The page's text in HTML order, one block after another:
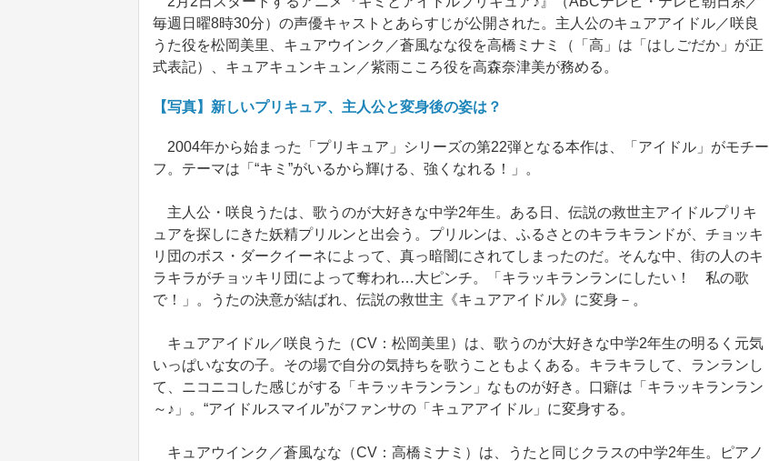
毎週日曜8時30分）の声優キャストとあらすじが公開された。主人公のキュアアイドル／咲良
うた役を松岡美里、キュアウインク／蒼風なな役を高橋ミナミ（「高」は「はしごだか」が正
式表記）、キュアキュンキュン／紫雨こころ役を高森奈津美が務める。
【写真】新しいプリキュア、主人公と変身後の姿は？
2004年から始まった「プリキュア」シリーズの第22弾となる本作は、「アイドル」がモチー
フ。テーマは「“キミ”がいるから輝ける、強くなれる！」。
主人公・咲良うたは、歌うのが大好きな中学2年生。ある日、伝説の救世主アイドルプリキ
ュアを探しにきた妖精プリルンと出会う。プリルンは、ふるさとのキラキランドが、チョッキ
リ団のボス・ダークイーネによって、真っ暗闇にされてしまったのだ。そんな中、街の人のキ
ラキラがチョッキリ団によって奪われ…大ピンチ。「キラッキランランにしたい！ 私の歌
で！」。うたの決意が結ばれ、伝説の救世主《キュアアイドル》に変身－。
キュアアイドル／咲良うた（CV：松岡美里）は、歌うのが大好きな中学2年生の明るく元気
いっぱいな女の子。その場で自分の気持ちを歌うこともよくある。キラキラして、ランランし
て、ニコニコした感じがする「キラッキランラン」なものが好き。口癖は「キラッキランラン
～♪」。“アイドルスマイル”がファンサの「キュアアイドル」に変身する。
キュアウインク／蒼風なな（CV：高橋ミナミ）は、うたと同じクラスの中学2年生。ピアノ